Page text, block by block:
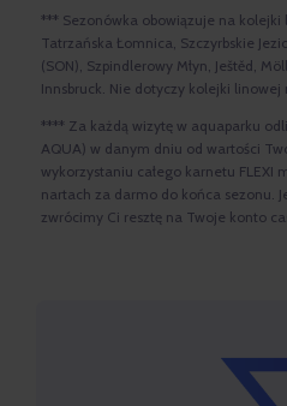
*** Sezonówka obowiązuje na kolejki
Tatrzańska Łomnica, Szczyrbskie
(SON), Szpindlerowy Młyn, Ještěd,
Innsbruck. Nie dotyczy kolejki linowej
**** Za każdą wizytę w aquaparku
AQUA) w danym dniu od wartości
wykorzystaniu całego karnetu FLEXI
nartach za darmo do końca sezonu.
zwrócimy Ci resztę na Twoje konto